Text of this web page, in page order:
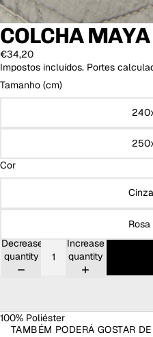
COLCHA MAYA
€34,20
Impostos incluídos. Portes
Tamanho (cm)
Cor
Decrease
quantity
Increase
quantity
100% Poliéster
TAMBÉM PODERÁ GOSTAR DE